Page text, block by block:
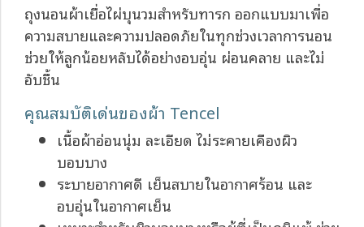
ถุงนอนผ้าเยื่อไผ่บุนวมสำหรับทารก ออกแบบมาเพื่อ
ความสบายและความปลอดภัยในทุกช่วงเวลาการนอน
ช่วยให้ลูกน้อยหลับได้อย่างอบอุ่น ผ่อนคลาย และไม่
อับชื้น
คุณสมบัติเด่นของผ้า Tencel
เนื้อผ้าอ่อนนุ่ม ละเอียด ไม่ระคายเคืองผิว
บอบบาง
ระบายอากาศดี เย็นสบายในอากาศร้อน และ
อบอุ่นในอากาศเย็น